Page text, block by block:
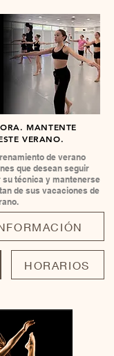
MANTENTE
VERANO.
de verano
que desean seguir
técnica y mantenerse
de sus vacaciones de
HORARIOS